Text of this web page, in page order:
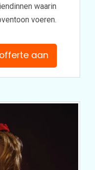
waarin
voeren.
aan